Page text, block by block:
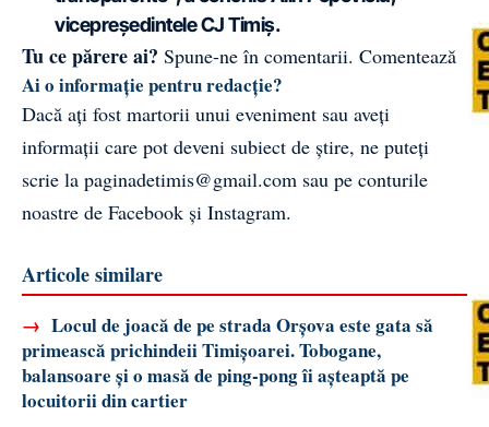
vicepreședintele CJ Timiș.
Tu ce părere ai? Spune-ne în comentarii. Comentează
Ai o informație pentru redacție?
Dacă ați fost martorii unui eveniment sau aveți
informații care pot deveni subiect de știre, ne puteți
scrie la paginadetimis@gmail.com sau pe conturile
noastre de Facebook și Instagram.
Articole similare
→ Locul de joacă de pe strada Orșova este gata să
primească prichindeii Timișoarei. Tobogane,
balansoare și o masă de ping-pong îi așteaptă pe
locuitorii din cartier